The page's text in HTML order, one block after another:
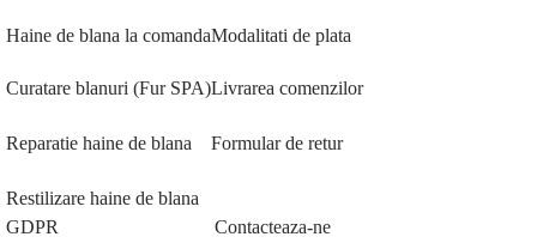
Haine de blana la comanda
Curatare blanuri (Fur SPA)
Reparatie haine de blana
Restilizare haine de blana
Modalitati de plata
Livrarea comenzilor
Formular de retur
GDPR
Contacteaza-ne